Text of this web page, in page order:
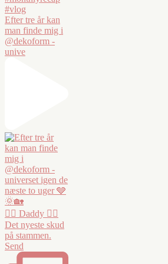
Efter tre år kan
man finde mig i
@dekoform -
unive
❤️‍🔥 Daddy ❤️‍🔥
Det nyeste skud
på stammen.
Send